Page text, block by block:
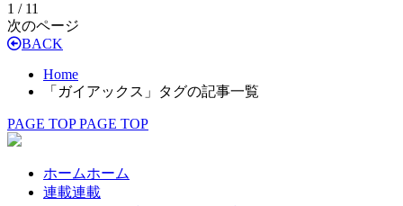
1 / 11
次のページ
BACK
Home
「ガイアックス」タグの記事一覧
PAGE TOP PAGE TOP
ホームホーム
連載連載